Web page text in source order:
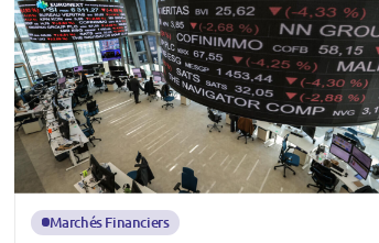
Marchés Financiers